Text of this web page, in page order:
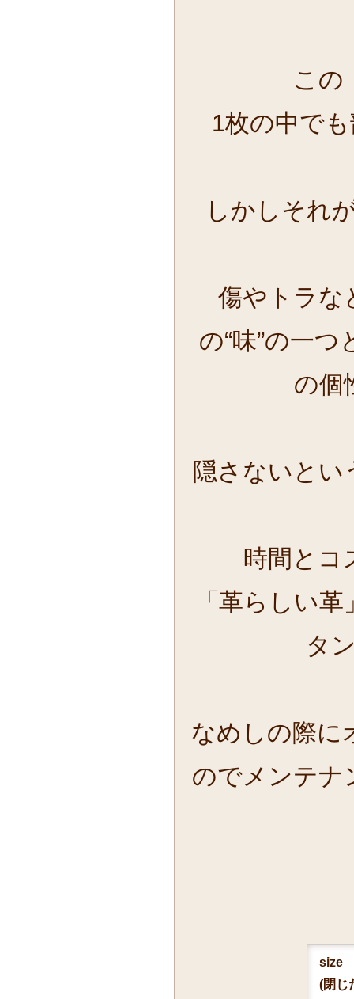
この
1枚の中で
しかしそれ
傷やトラな
の“味”の一
の個
隠さないとい
時間とコ
「革らしい
タ
なめしの際に
のでメンテナ
size
(閉じ